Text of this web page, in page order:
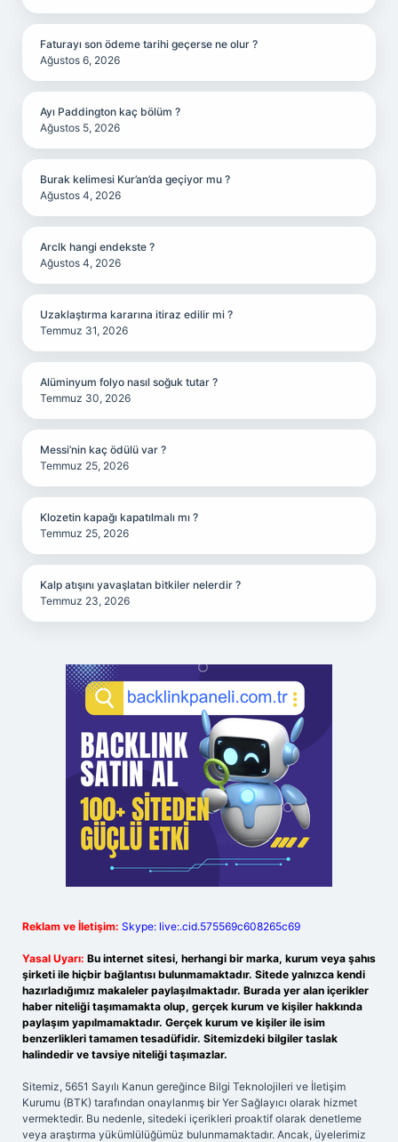
Faturayı son ödeme tarihi geçerse ne olur ?
Ağustos 6, 2026
Ayı Paddington kaç bölüm ?
Ağustos 5, 2026
Burak kelimesi Kur’an’da geçiyor mu ?
Ağustos 4, 2026
Arclk hangi endekste ?
Ağustos 4, 2026
Uzaklaştırma kararına itiraz edilir mi ?
Temmuz 31, 2026
Alüminyum folyo nasıl soğuk tutar ?
Temmuz 30, 2026
Messi’nin kaç ödülü var ?
Temmuz 25, 2026
Klozetin kapağı kapatılmalı mı ?
Temmuz 25, 2026
Kalp atışını yavaşlatan bitkiler nelerdir ?
Temmuz 23, 2026
Reklam ve İletişim: Skype: live:.cid.575569c608265c69
Yasal Uyarı: Bu internet sitesi, herhangi bir marka, kurum veya şahıs
şirketi ile hiçbir bağlantısı bulunmamaktadır. Sitede yalnızca kendi
hazırladığımız makaleler paylaşılmaktadır. Burada yer alan içerikler
haber niteliği taşımamakta olup, gerçek kurum ve kişiler hakkında
paylaşım yapılmamaktadır. Gerçek kurum ve kişiler ile isim
benzerlikleri tamamen tesadüfidir. Sitemizdeki bilgiler taslak
halindedir ve tavsiye niteliği taşımazlar.
Sitemiz, 5651 Sayılı Kanun gereğince Bilgi Teknolojileri ve İletişim
Kurumu (BTK) tarafından onaylanmış bir Yer Sağlayıcı olarak hizmet
vermektedir. Bu nedenle, sitedeki içerikleri proaktif olarak denetleme
veya araştırma yükümlülüğümüz bulunmamaktadır. Ancak, üyelerimiz